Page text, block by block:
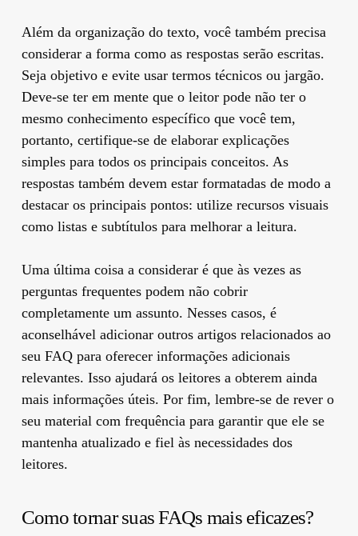
Além da organização do texto, você também precisa
considerar a forma como as respostas serão escritas.
Seja objetivo e evite usar termos técnicos ou jargão.
Deve-se ter em mente que o leitor pode não ter o
mesmo conhecimento específico que você tem,
portanto, certifique-se de elaborar explicações
simples para todos os principais conceitos. As
respostas também devem estar formatadas de modo a
destacar os principais pontos: utilize recursos visuais
como listas e subtítulos para melhorar a leitura.
Uma última coisa a considerar é que às vezes as
perguntas frequentes podem não cobrir
completamente um assunto. Nesses casos, é
aconselhável adicionar outros artigos relacionados ao
seu FAQ para oferecer informações adicionais
relevantes. Isso ajudará os leitores a obterem ainda
mais informações úteis. Por fim, lembre-se de rever o
seu material com frequência para garantir que ele se
mantenha atualizado e fiel às necessidades dos
leitores.
Como tornar suas FAQs mais eficazes?